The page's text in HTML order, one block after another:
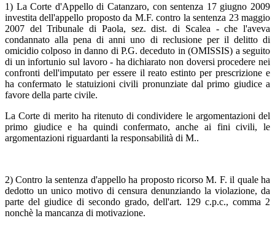
1) La Corte d'Appello di Catanzaro, con sentenza 17 giugno 2009
investita dell'appello proposto da M.F. contro la sentenza 23 maggio
2007 del Tribunale di Paola, sez. dist. di Scalea - che l'aveva
condannato alla pena di anni uno di reclusione per il delitto di
omicidio colposo in danno di P.G. deceduto in (OMISSIS) a seguito
di un infortunio sul lavoro - ha dichiarato non doversi procedere nei
confronti dell'imputato per essere il reato estinto per prescrizione e
ha confermato le statuizioni civili pronunziate dal primo giudice a
favore della parte civile.
La Corte di merito ha ritenuto di condividere le argomentazioni del
primo giudice e ha quindi confermato, anche ai fini civili, le
argomentazioni riguardanti la responsabilità di M..
2) Contro la sentenza d'appello ha proposto ricorso M. F. il quale ha
dedotto un unico motivo di censura denunziando la violazione, da
parte del giudice di secondo grado, dell'art. 129 c.p.c., comma 2
nonchè la mancanza di motivazione.